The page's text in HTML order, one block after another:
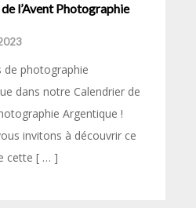
l’Avent Photographie
de photographie
dans notre Calendrier de
Argentique !
invitons à découvrir ce
cette [ … ]